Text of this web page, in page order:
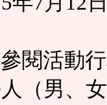
閱活動
人（男、